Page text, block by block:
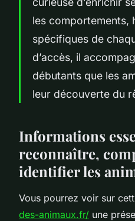
les comportements,
spécifiques de
d’accès, il
débutants que les
leur découverte du
Informations
reconnaître,
identifier les
Vous pourrez voir sur
des-animaux.fr/ une